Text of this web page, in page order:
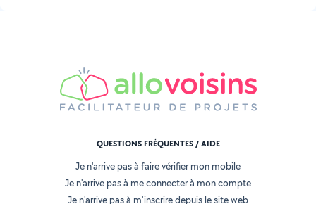
QUESTIONS FRÉQUENTES / AIDE
Je n'arrive pas à faire vérifier mon mobile
Je n'arrive pas à me connecter à mon compte
Je n'arrive pas à m'inscrire depuis le site web